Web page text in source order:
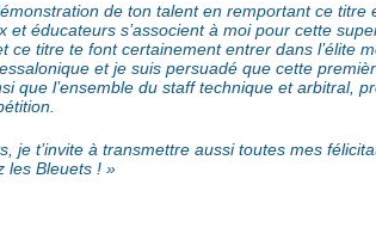
de ton talent en remportant ce titre
éducateurs s’associent à moi pour cette
ce titre te font certainement entrer dans l’élite
et je suis persuadé que cette
que l’ensemble du staff technique et arbitral,
je t’invite à transmettre aussi toutes mes
les Bleuets ! »